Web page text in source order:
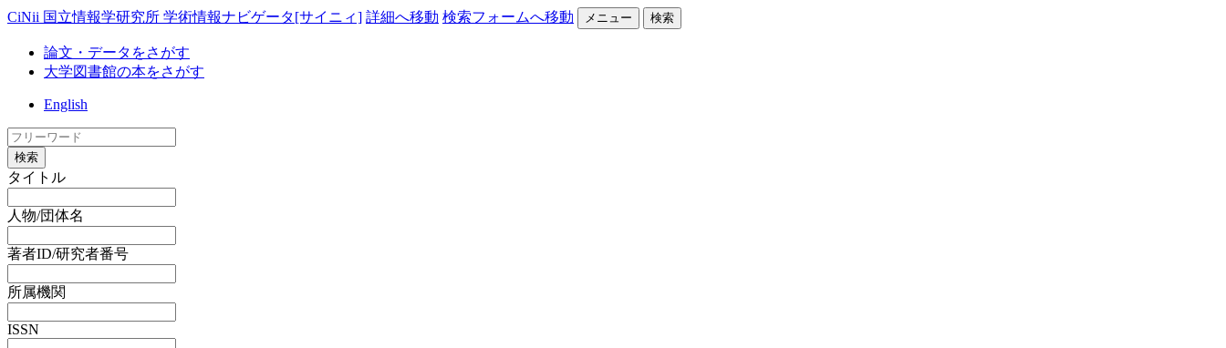
CiNii 国立情報学研究所 学術情報ナビゲータ[サイニィ] 詳細へ移動 検索フォームへ移動 メニュー 検索
論文・データをさがす
大学図書館の本をさがす
English
検索
タイトル
人物/団体名
著者ID/研究者番号
所属機関
ISSN